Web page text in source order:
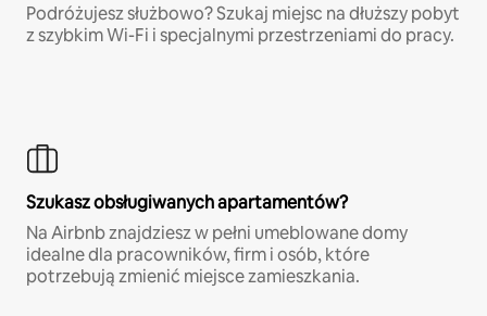
Podróżujesz służbowo? Szukaj miejsc na dłuższy pobyt
z szybkim Wi-Fi i specjalnymi przestrzeniami do pracy.
Szukasz obsługiwanych apartamentów?
Na Airbnb znajdziesz w pełni umeblowane domy
idealne dla pracowników, firm i osób, które
potrzebują zmienić miejsce zamieszkania.